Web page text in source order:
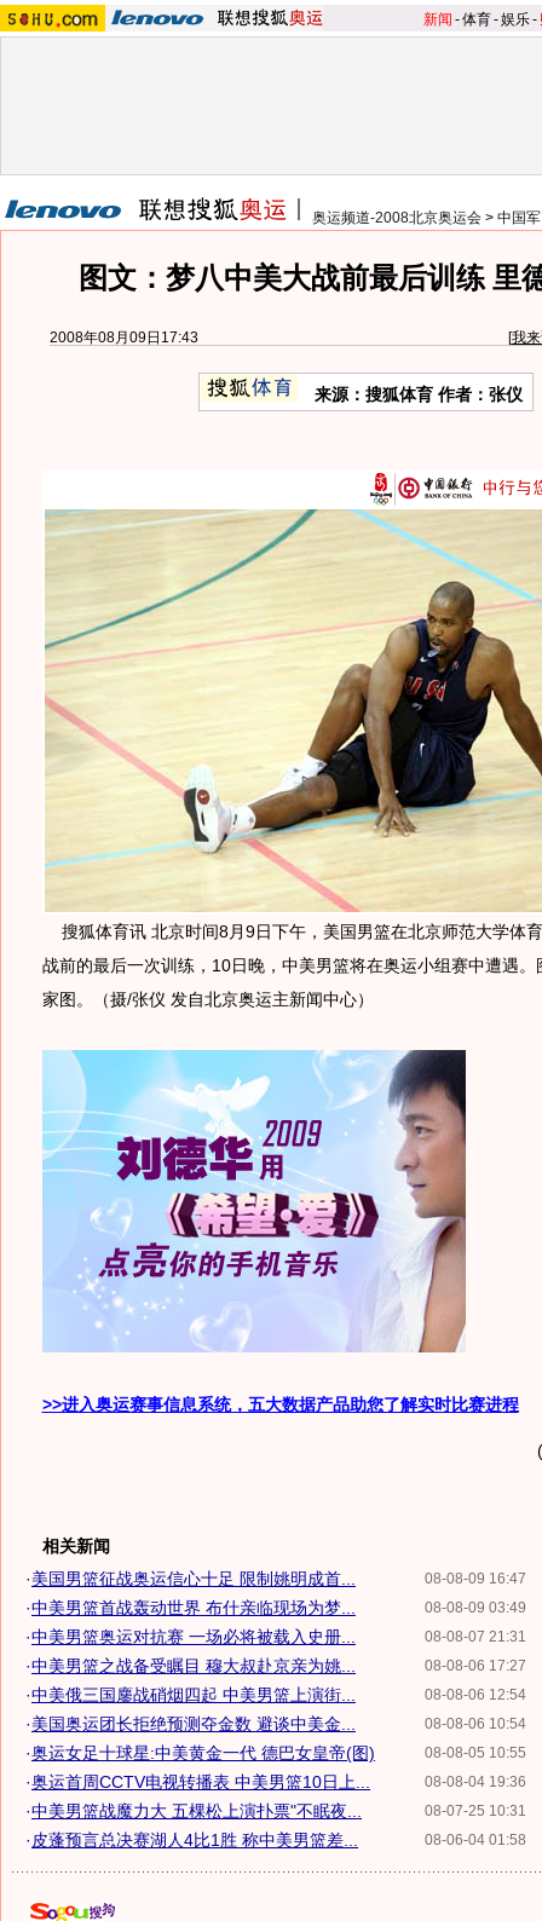
新闻 -体育-娱乐-
奥运频道-2008北京奥运会 > 中国
图文：梦八中美大战前最后训练 里
2008年08月09日17:43 [我
来源：搜狐体育 作者：张仪
搜狐体育讯 北京时间8月9日下午，美国男篮在北京师范大学体
战前的最后一次训练，10日晚，中美男篮将在奥运小组赛中遭遇。
家图。（摄/张仪 发自北京奥运主新闻中心）
>>进入奥运赛事信息系统，五大数据产品助您了解实时比赛进程
相关新闻
08-08-09 16:47
·美国男篮征战奥运信心十足 限制姚明成首...
08-08-09 03:49
·中美男篮首战轰动世界 布什亲临现场为梦...
08-08-07 21:31
·中美男篮奥运对抗赛 一场必将被载入史册...
08-08-06 17:27
·中美男篮之战备受瞩目 穆大叔赴京亲为姚...
08-08-06 12:54
·中美俄三国鏖战硝烟四起 中美男篮上演街...
08-08-06 10:54
·美国奥运团长拒绝预测夺金数 避谈中美金...
08-08-05 10:55
·奥运女足十球星:中美黄金一代 德巴女皇帝(图)
08-08-04 19:36
·奥运首周CCTV电视转播表 中美男篮10日上...
08-07-25 10:31
·中美男篮战魔力大 五棵松上演扑票"不眠夜...
08-06-04 01:58
· 皮蓬预言总决赛湖人4比1胜 称中美男篮差...